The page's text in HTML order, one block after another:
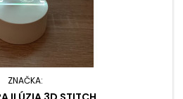
ZNAČKA: